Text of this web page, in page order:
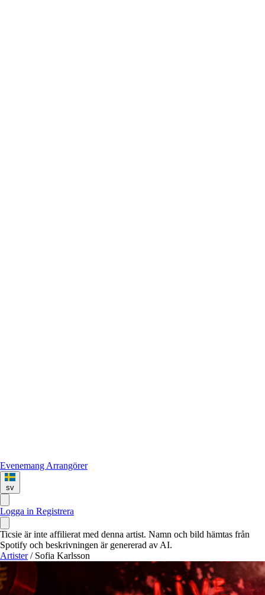
Evenemang Arrangörer
sv
Logga in Registrera
Ticsie är inte affilierat med denna artist. Namn och bild hämtas från
Spotify och beskrivningen är genererad av AI.
Artister / Sofia Karlsson